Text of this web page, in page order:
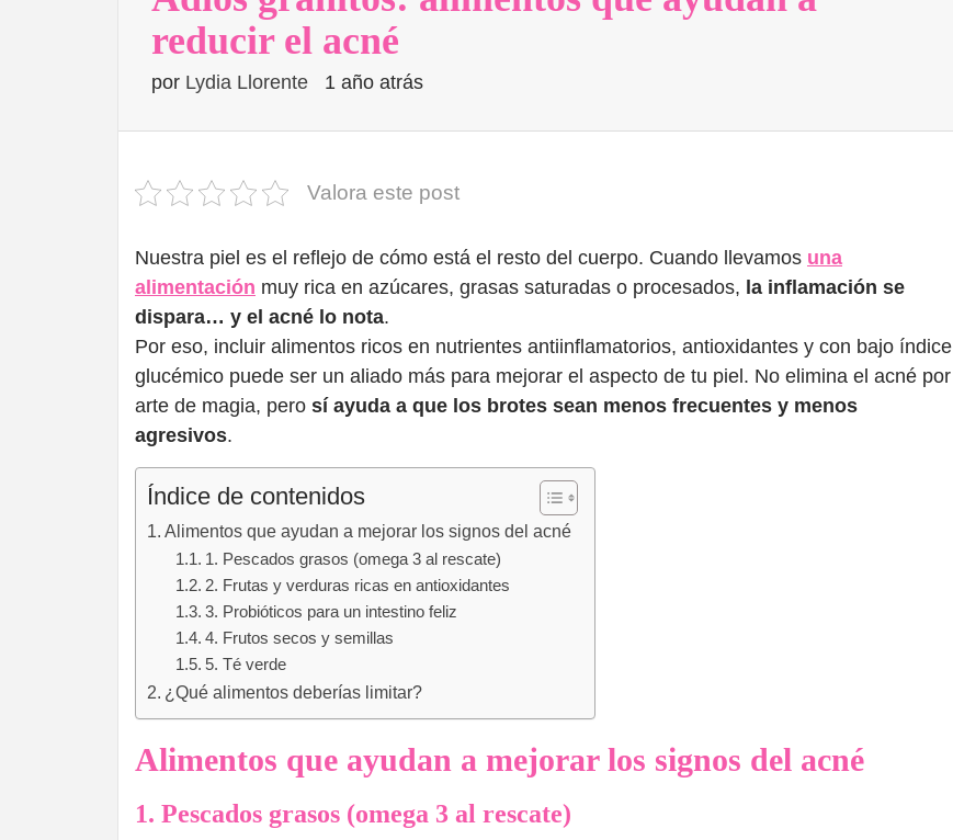
reducir el acné
por Lydia Llorente 1 año atrás
Valora este post
Nuestra piel es el reflejo de cómo está el resto del cuerpo. Cuando llevamos una
alimentación muy rica en azúcares, grasas saturadas o procesados, la inflamación se
dispara… y el acné lo nota.
Por eso, incluir alimentos ricos en nutrientes antiinflamatorios, antioxidantes y con bajo índice
glucémico puede ser un aliado más para mejorar el aspecto de tu piel. No elimina el acné por
arte de magia, pero sí ayuda a que los brotes sean menos frecuentes y menos
agresivos.
Índice de contenidos
Alimentos que ayudan a mejorar los signos del acné
1. Pescados grasos (omega 3 al rescate)
2. Frutas y verduras ricas en antioxidantes
3. Probióticos para un intestino feliz
4. Frutos secos y semillas
5. Té verde
¿Qué alimentos deberías limitar?
Alimentos que ayudan a mejorar los signos del acné
1. Pescados grasos (omega 3 al rescate)